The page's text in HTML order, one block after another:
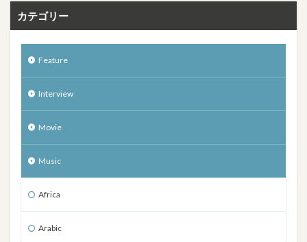
カテゴリー
Feature
Interview
Movie
Music
Africa
Arabic